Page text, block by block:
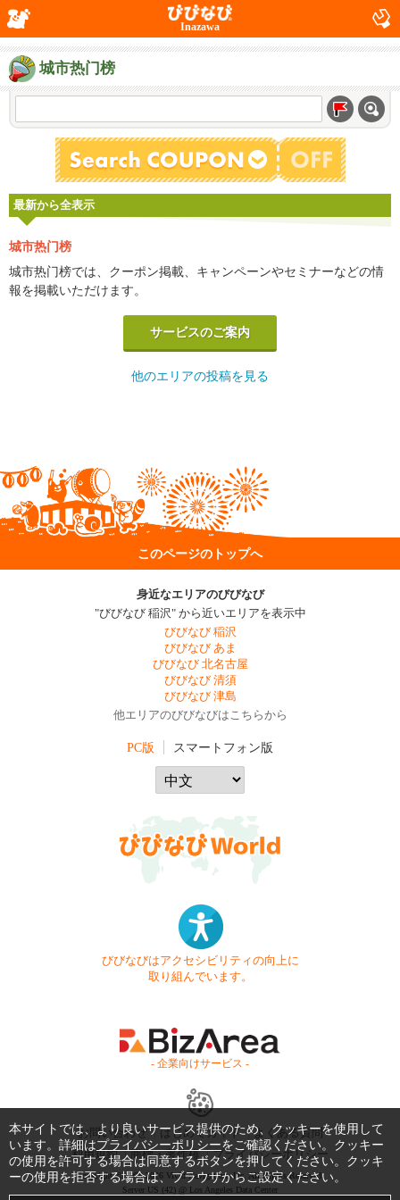
Inazawa
城市热门榜
最新から全表示
城市热门榜
城市热门榜では、クーポン掲載、キャンペーンやセミナーなどの情
報を掲載いただけます。
サービスのご案内
他のエリアの投稿を見る
このページのトップへ
身近なエリアのびびなび
"びびなび 稲沢" から近いエリアを表示中
びびなび 稲沢
びびなび あま
びびなび 北名古屋
びびなび 清須
びびなび 津島
他エリアのびびなびはこちらから
PC版 スマートフォン版
びびなびはアクセシビリティの向上に
取り組んでいます。
- 企業向けサービス -
お問い合わせ はじめてガイド
よくある質問
利用規約
商標・著作権 プライバシーポリシー
Copyright © 1999-2026 Vivid Navigation, Inc. All Rights Reserved.
Server US (42) @ Los Angeles Data Center
本サイトでは、より良いサービス提供のため、クッキーを使用して
います。詳細はプライバシーポリシーをご確認ください。クッキー
の使用を許可する場合は同意するボタンを押してください。クッキ
ーの使用を拒否する場合は、ブラウザからご設定ください。